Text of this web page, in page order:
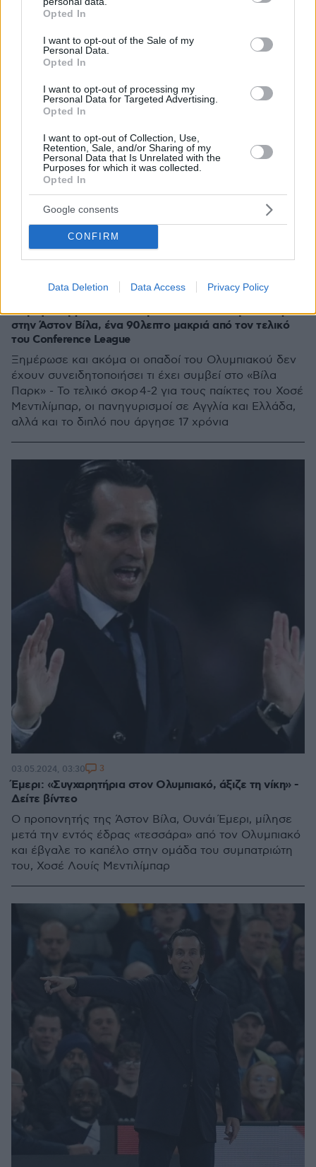
grant or deny consent to Google and its third-party tags to
use your data for below specified purposes in below Google
consent section.
Opted In
I want to opt-out of the Sale of my
Personal Data.
Opted In
I want to opt-out of processing my
Personal Data for Targeted Advertising.
Opted In
I want to opt-out of Collection, Use,
Retention, Sale, and/or Sharing of my
Personal Data that Is Unrelated with the
Purposes for which it was collected.
Opted In
Google consents
CONFIRM
Data Deletion Data Access Privacy Policy
Το μεγάλο βράδυ του Ολυμπιακού - Μετά την τεσσάρα
στην Άστον Βίλα, ένα 90λεπτο μακριά από τον τελικό
του Conference League
Ξημέρωσε και ακόμα οι οπαδοί του Ολυμπιακού δεν
έχουν συνειδητοποιήσει τι έχει συμβεί στο «Βίλα
Παρκ» - Το τελικό σκορ 4-2 για τους παίκτες του Χοσέ
Μεντιλίμπαρ, οι πανηγυρισμοί σε Αγγλία και Ελλάδα,
αλλά και το διπλό που άργησε 17 χρόνια
Έμερι: «Συγχαρητήρια στον Ολυμπιακό, άξιζε τη νίκη» -
Δείτε βίντεο
Ο προπονητής της Άστον Βίλα, Ουνάι Έμερι, μίλησε
μετά την εντός έδρας «τεσσάρα» από τον Ολυμπιακό
και έβγαλε το καπέλο στην ομάδα του συμπατριώτη
του, Χοσέ Λουίς Μεντιλίμπαρ
03.05.2024, 03:30 3